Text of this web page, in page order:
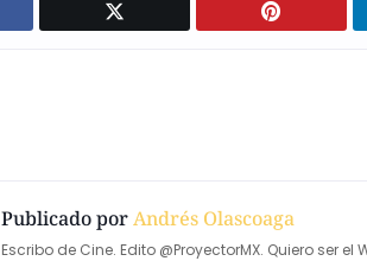
Publicado porAndrés Olascoaga
Escribo de Cine. Edito @ProyectorMX. Quiero ser